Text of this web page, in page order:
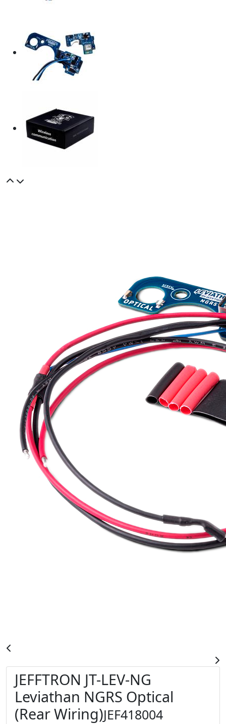
JEFFTRON JT-LEV-NG
Leviathan NGRS Optical
(Rear Wiring)JEF418004